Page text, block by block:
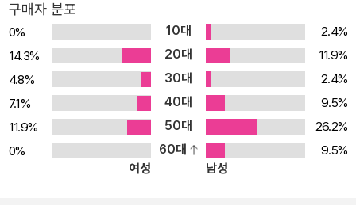
구매자 분포
0% 10대
2.4%
14.3%
20대
11.9%
4.8%
30대
2.4%
7.1%
40대
9.5%
11.9%
50대
26.2%
0%
60대
9.5%
여성
남성